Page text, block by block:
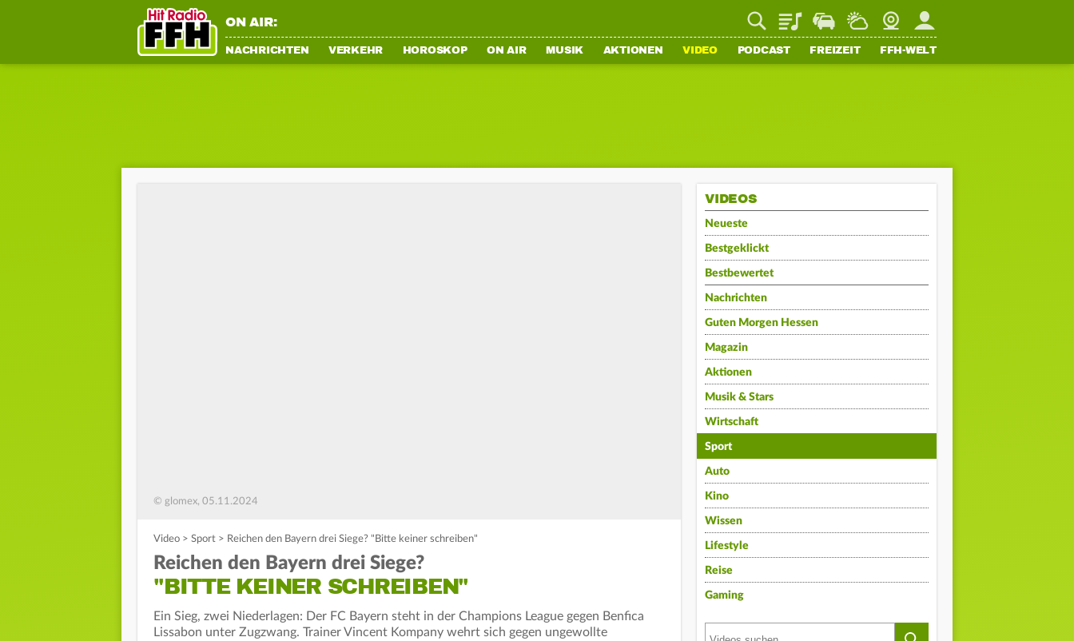
ON AIR: PlaylistStaupilotWetterWebcamMein FFH
NACHRICHTEN VERKEHR HOROSKOP ON AIR MUSIK AKTIONEN VIDEO PODCAST FREIZEIT FFH-WELT
© glomex, 05.11.2024
Video > Sport > Reichen den Bayern drei Siege? "Bitte keiner schreiben"
Reichen den Bayern drei Siege?
"BITTE KEINER SCHREIBEN"
Ein Sieg, zwei Niederlagen: Der FC Bayern steht in der Champions League gegen Benfica
Lissabon unter Zugzwang. Trainer Vincent Kompany wehrt sich gegen ungewollte
VIDEOS
Neueste
Bestgeklickt
Bestbewertet
Nachrichten
Guten Morgen Hessen
Magazin
Aktionen
Musik & Stars
Wirtschaft
Sport
Auto
Kino
Wissen
Lifestyle
Reise
Gaming